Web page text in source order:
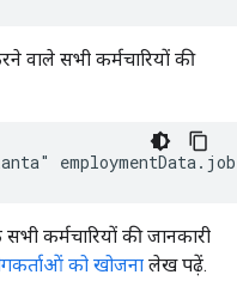
वाले सभी कर्मचारियों की
कर्मचारियों की जानकारी
को खोजना लेख पढ़ें.